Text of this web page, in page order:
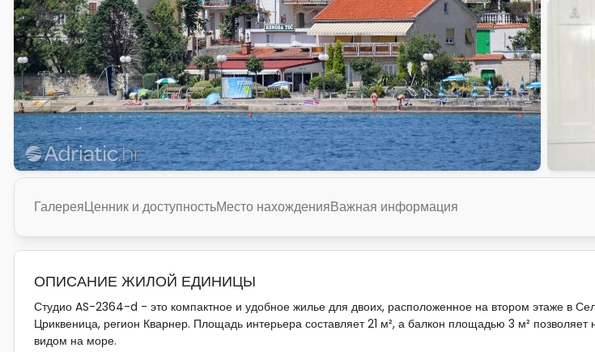
ГалереяЦенник и доступностьМесто нахожденияВажная информация
ОПИСАНИЕ ЖИЛОЙ ЕДИНИЦЫ
Студио AS-2364-d - это компактное и удобное жилье для двоих, расположенное на втором этаже в
Цриквеница, регион Кварнер. Площадь интерьера составляет 21 м², а балкон площадью 3 м² позволяет
видом на море.